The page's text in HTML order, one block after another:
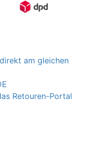
am gleichen
Retouren-Portal